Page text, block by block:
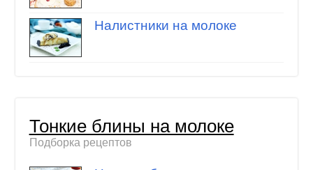
Налистники на молоке
Тонкие блины на молоке
Подборка рецептов